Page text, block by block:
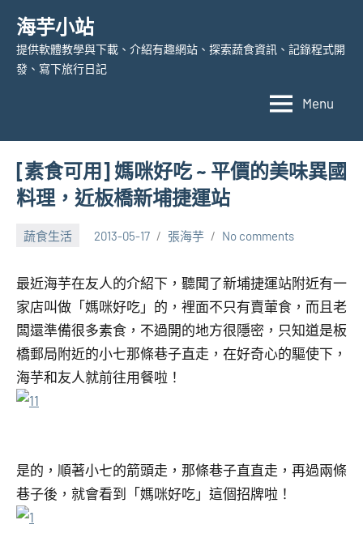
content
海芋小站
提供軟體教學與下載、介紹有趣網站、探索蔬食資訊、記錄程式開
發、寫下旅行日記
Menu
[素食可用] 媽咪好吃 ~ 平價的美味異國
料理，近板橋新埔捷運站
蔬食生活 2013-05-17 張海芋 No comments
最近海芋在友人的介紹下，聽聞了新埔捷運站附近有一
家店叫做「媽咪好吃」的，裡面不只有賣葷食，而且老
闆還準備很多素食，不過開的地方很隱密，只知道是板
橋郵局附近的小七那條巷子直走，在好奇心的驅使下，
海芋和友人就前往用餐啦！
是的，順著小七的箭頭走，那條巷子直直走，再過兩條
巷子後，就會看到「媽咪好吃」這個招牌啦！